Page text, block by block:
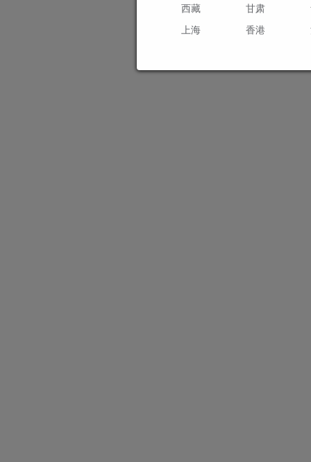
西藏
甘肃
上海
香港